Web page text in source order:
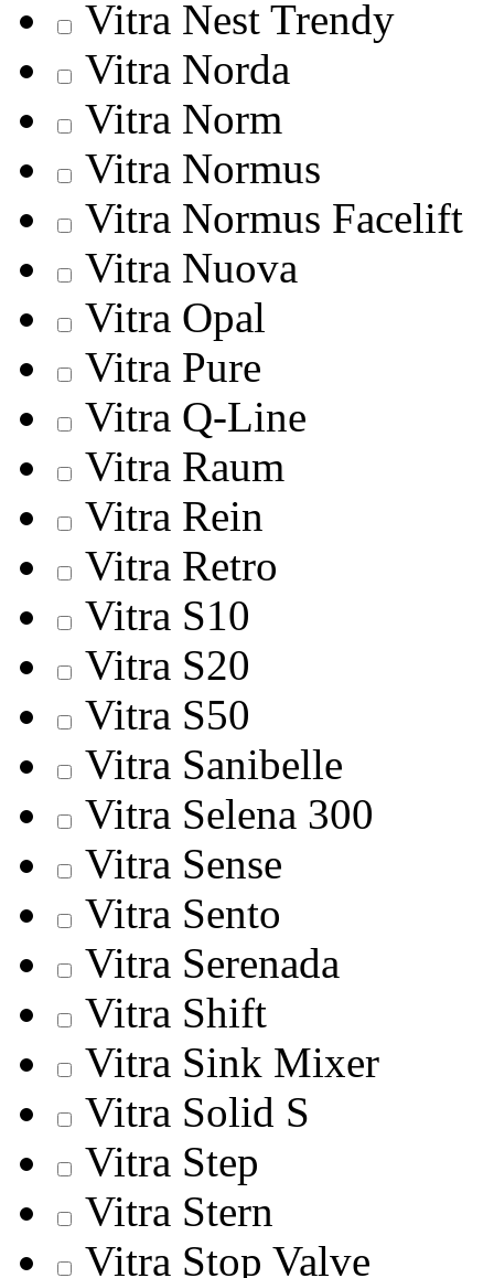
Vitra Nest Trendy
Vitra Norda
Vitra Norm
Vitra Normus
Vitra Normus Facelift
Vitra Nuova
Vitra Opal
Vitra Pure
Vitra Q-Line
Vitra Raum
Vitra Rein
Vitra Retro
Vitra S10
Vitra S20
Vitra S50
Vitra Sanibelle
Vitra Selena 300
Vitra Sense
Vitra Sento
Vitra Serenada
Vitra Shift
Vitra Sink Mixer
Vitra Solid S
Vitra Step
Vitra Stern
Vitra Stop Valve